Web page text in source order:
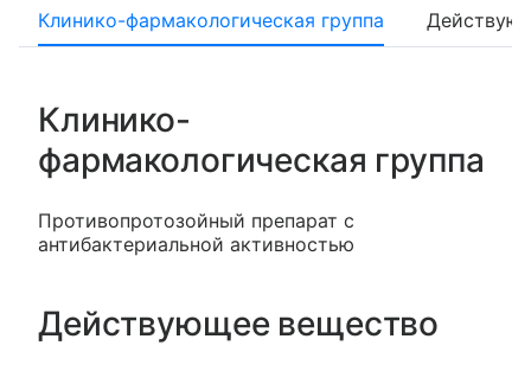
Клинико-фармакологическая группа
Клинико-
фармакологическая группа
Противопротозойный препарат с
антибактериальной активностью
Действующее вещество